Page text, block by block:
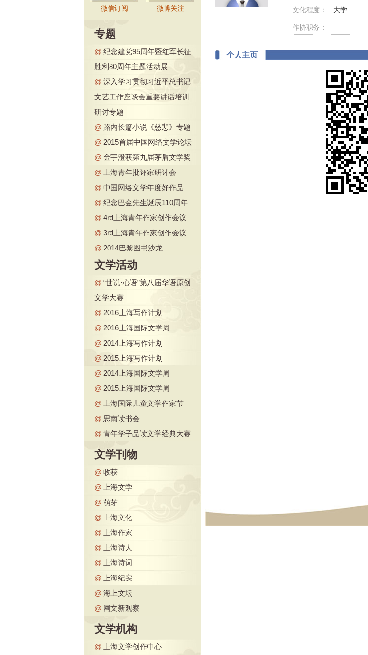
微信订阅 微博关注
专题
@ 纪念建党95周年暨红军长征
胜利80周年主题活动展
@ 深入学习贯彻习近平总书记
文艺工作座谈会重要讲话培训
研讨专题
@ 路内长篇小说《慈悲》专题
@ 2015首届中国网络文学论坛
@ 金宇澄获第九届茅盾文学奖
@
上海青年批评家研讨会
@ 中国网络文学年度好作品
@ 纪念巴金先生诞辰110周年
@ 4rd上海青年作家创作会议
@ 3rd上海青年作家创作会议
@ 2014巴黎图书沙龙
文学活动
@ “世说·心语”第八届华语原创
文学大赛
@ 2016上海写作计划
@ 2016上海国际文学周
@ 2014上海写作计划
@ 2015上海写作计划
@ 2014上海国际文学周
@ 2015上海国际文学周
@
上海国际儿童文学作家节
@ 思南读书会
@ 青年学子品读文学经典大赛
文学刊物
@ 收获
@
上海文学
@ 萌芽
@
上海文化
@
上海作家
@
上海诗人
@
上海诗词
@
上海纪实
@ 海上文坛
@ 网文新观察
文学机构
@ 上海文学创作中心
文化程度： 大学
作协职务：
个人主页